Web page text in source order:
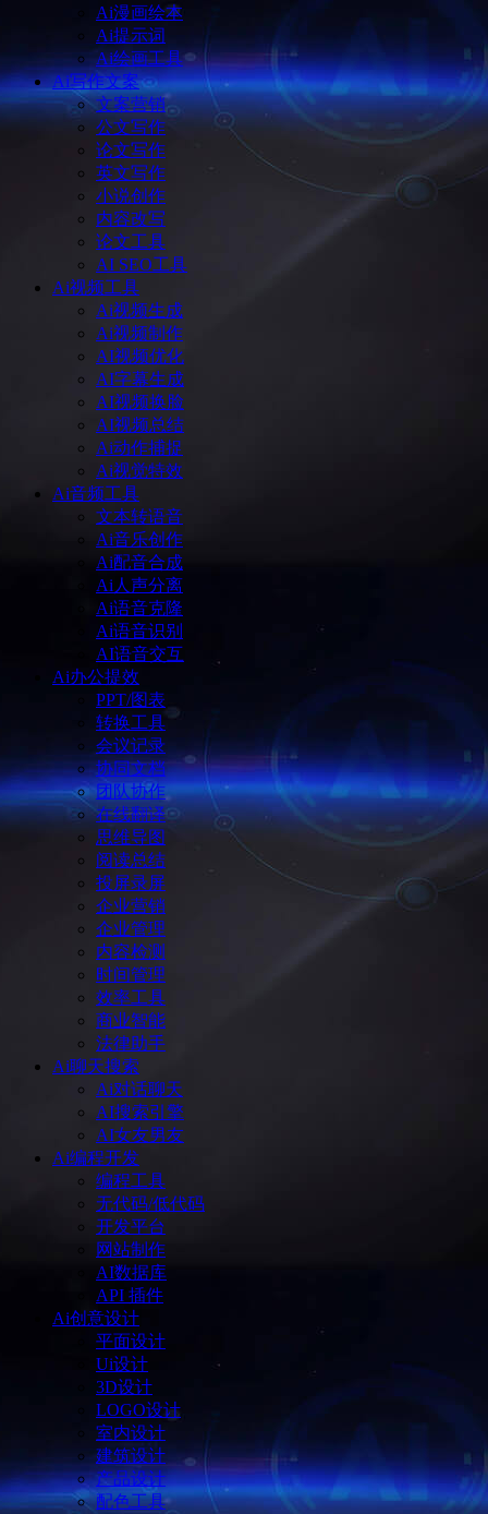
Ai漫画绘本
Ai提示词
Ai绘画工具
Ai写作文案
文案营销
公文写作
论文写作
英文写作
小说创作
内容改写
论文工具
AI SEO工具
Ai视频工具
Ai视频生成
Ai视频制作
AI视频优化
AI字幕生成
AI视频换脸
AI视频总结
Ai动作捕捉
Ai视觉特效
Ai音频工具
文本转语音
Ai音乐创作
Ai配音合成
Ai人声分离
Ai语音克隆
Ai语音识别
AI语音交互
Ai办公提效
PPT/图表
转换工具
会议记录
协同文档
团队协作
在线翻译
思维导图
阅读总结
投屏录屏
企业营销
企业管理
内容检测
时间管理
效率工具
商业智能
法律助手
Ai聊天搜索
Ai对话聊天
AI搜索引擎
AI女友男友
Ai编程开发
编程工具
无代码/低代码
开发平台
网站制作
AI数据库
API 插件
Ai创意设计
平面设计
Ui设计
3D设计
LOGO设计
室内设计
建筑设计
产品设计
配色工具